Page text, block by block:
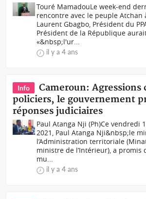
Touré MamadouLe week-end
rencontre avec le peuple Atchan
Laurent Gbagbo, Président du
Président de la République
«&nbsp;l'ur...
il y a 4 ans
Info
Cameroun: Agressions
policiers, le gouvernement
réponses judiciaires
Paul Atanga Nji (Ph)Ce vendredi
2021, Paul Atanga Nji&nbsp;le
l’Administration territoriale
ministre de l’Intérieur), a promis
mu...
il y a 4 ans